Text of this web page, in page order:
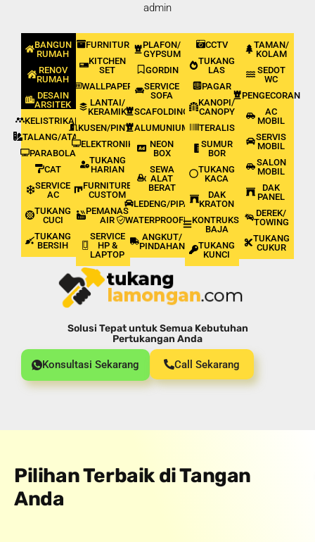
admin
BANGUN
RUMAH
RENOV
RUMAH
DESAIN
ARSITEK
KELISTRIKAN
TALANG/ATAP
PARABOLA
CAT
SERVICE
AC
TUKANG
CUCI
TUKANG
BERSIH
FURNITUR
KITCHEN
SET
WALLPAPER
LANTAI/
KERAMIK
KUSEN/PINTU
ELEKTRONIK
TUKANG
HARIAN
FURNITURE
CUSTOM
PEMANAS
AIR
SERVICE
HP &
LAPTOP
PLAFON/
GYPSUM
GORDIN
SERVICE
SOFA
SCAFOLDING
ALUMUNIUM
NEON
BOX
SEWA
ALAT
BERAT
LEDENG/PIPA
WATERPROOFING
ANGKUT/
PINDAHAN
CCTV
TUKANG
LAS
PAGAR
KANOPI/
CANOPY
TERALIS
SUMUR
BOR
TUKANG
KACA
DAK
KRATON
KONTRUKSI
BAJA
TUKANG
KUNCI
TAMAN/
KOLAM
SEDOT
WC
PENGECORAN
AC
MOBIL
SERVIS
MOBIL
SALON
MOBIL
DAK
PANEL
DEREK/
TOWING
TUKANG
CUKUR
Solusi Tepat untuk Semua Kebutuhan
Pertukangan Anda
Konsultasi Sekarang Call Sekarang
Pilihan Terbaik di Tangan
Anda